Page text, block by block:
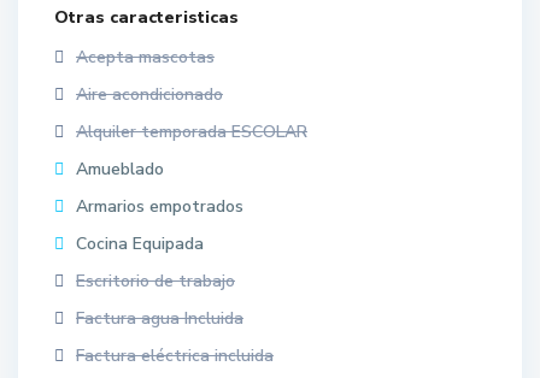
Otras caracteristicas
Acepta mascotas
Aire acondicionado
Alquiler temporada ESCOLAR
Amueblado
Armarios empotrados
Cocina Equipada
Escritorio de trabajo
Factura agua Incluida
Factura eléctrica incluida